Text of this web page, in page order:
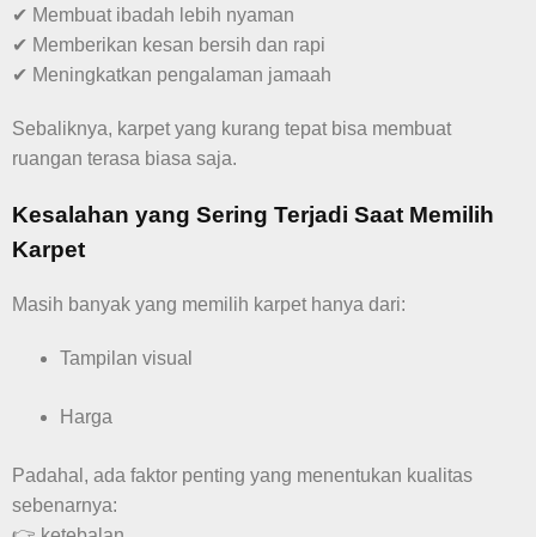
✔ Membuat ibadah lebih nyaman
✔ Memberikan kesan bersih dan rapi
✔ Meningkatkan pengalaman jamaah
Sebaliknya, karpet yang kurang tepat bisa membuat
ruangan terasa biasa saja.
Kesalahan yang Sering Terjadi Saat Memilih
Karpet
Masih banyak yang memilih karpet hanya dari:
Tampilan visual
Harga
Padahal, ada faktor penting yang menentukan kualitas
sebenarnya: